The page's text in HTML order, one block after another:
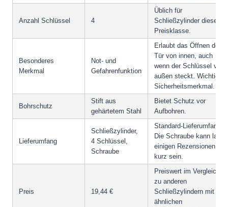
Anzahl Schlüssel 4
Üblich für
Schließzylinder dieser
Preisklasse.
Besonderes
Merkmal
Not- und
Gefahrenfunktion
Erlaubt das Öffnen der
Tür von innen, auch
wenn der Schlüssel von
außen steckt. Wichtiges
Sicherheitsmerkmal.
Bohrschutz
Stift aus
gehärtetem Stahl
Bietet Schutz vor
Aufbohren.
Lieferumfang
Schließzylinder,
4 Schlüssel,
Schraube
Standard-Lieferumfang.
Die Schraube kann laut
einigen Rezensionen zu
kurz sein.
Preis 19,44 €
Preiswert im Vergleich
zu anderen
Schließzylindern mit
ähnlichen